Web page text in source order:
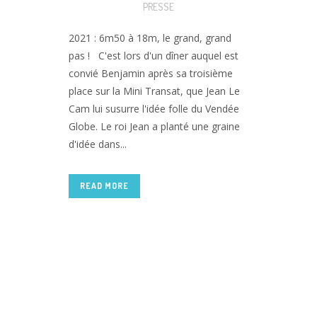
PRESSE
2021 : 6m50 à 18m, le grand, grand
pas ! C'est lors d'un dîner auquel est
convié Benjamin après sa troisième
place sur la Mini Transat, que Jean Le
Cam lui susurre l'idée folle du Vendée
Globe. Le roi Jean a planté une graine
d'idée dans...
READ MORE